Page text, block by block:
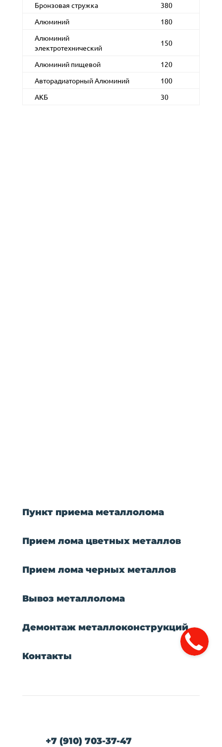
Бронзовая стружка
380
Алюминий
180
Алюминий
электротехнический
150
Алюминий пищевой
120
Авторадиаторный Алюминий
100
АКБ
30
Пункт приема металлолома
Прием лома цветных металлов
Прием лома черных металлов
Вывоз металлолома
Демонтаж металлоконструкций
Контакты
+7 (910) 703-37-47